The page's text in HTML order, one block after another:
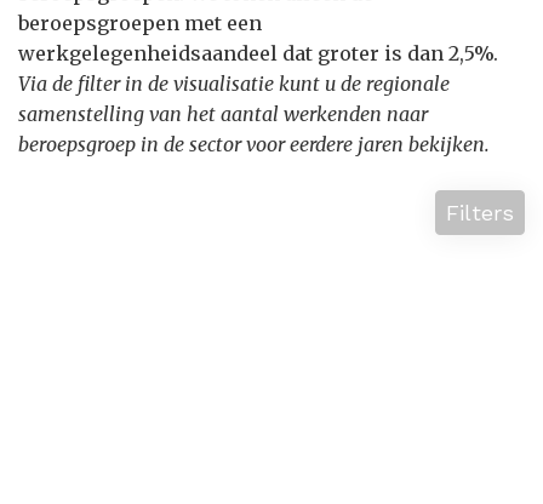
beroepsgroepen met een
werkgelegenheidsaandeel dat groter is dan 2,5%.
Via de filter in de visualisatie kunt u de regionale
samenstelling van het aantal werkenden naar
beroepsgroep in de sector voor eerdere jaren bekijken.
Filters